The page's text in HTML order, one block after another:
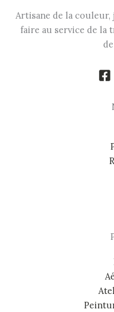
Artisane de la couleur,
faire au service de la